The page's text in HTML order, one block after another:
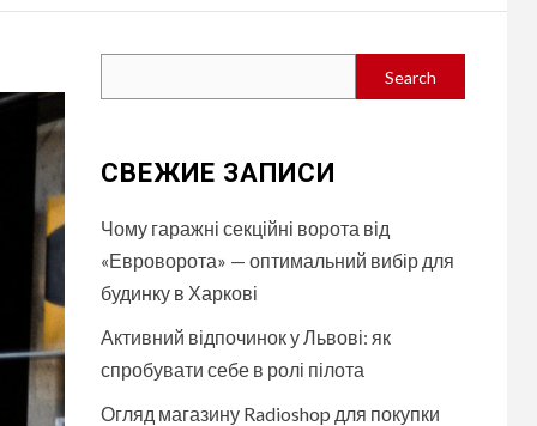
Search
СВЕЖИЕ ЗАПИСИ
Чому гаражні секційні ворота від
«Евроворота» — оптимальний вибір для
будинку в Харкові
Активний відпочинок у Львові: як
спробувати себе в ролі пілота
Огляд магазину Radioshop для покупки